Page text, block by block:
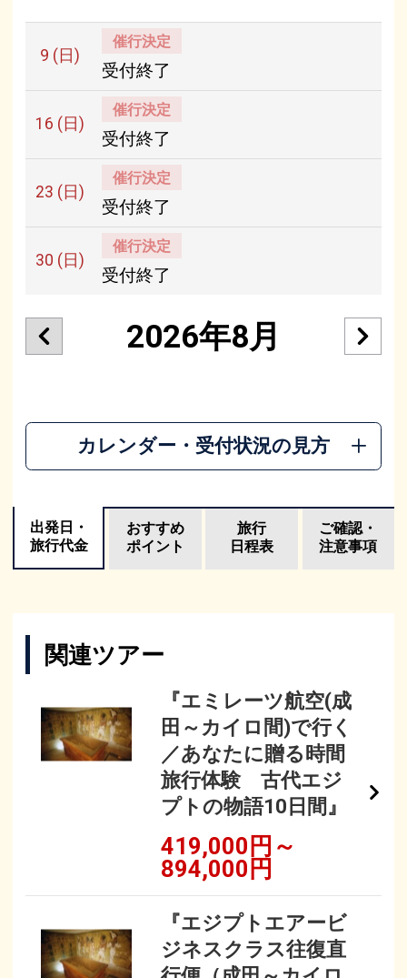
9 (日)
催行決定
受付終了
16 (日)
催行決定
受付終了
23 (日)
催行決定
受付終了
30 (日)
催行決定
受付終了
2026年8月
カレンダー・受付状況の見方
出発日・
旅行代金
おすすめ
ポイント
旅行
日程表
ご確認・
注意事項
関連ツアー
『エミレーツ航空(成
田～カイロ間)で行く
／あなたに贈る時間
旅行体験 古代エジ
プトの物語10日間』
419,000円～
894,000円
『エジプトエアービ
ジネスクラス往復直